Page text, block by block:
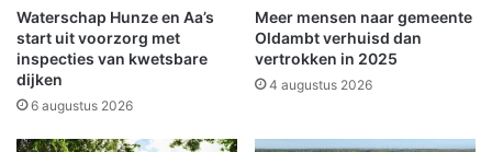
e
e
r
d
e
u
Waterschap Hunze en Aa’s
start uit voorzorg met
inspecties van kwetsbare
dijken
6 augustus 2026
Meer mensen naar gemeente
Oldambt verhuisd dan
vertrokken in 2025
4 augustus 2026